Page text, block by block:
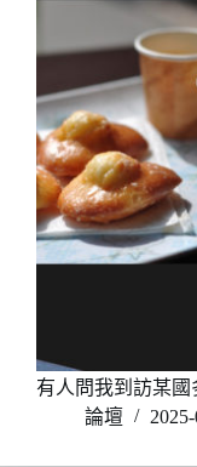
有人問我到訪某
論壇